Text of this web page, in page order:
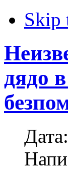
Skip
дядо
Дата: